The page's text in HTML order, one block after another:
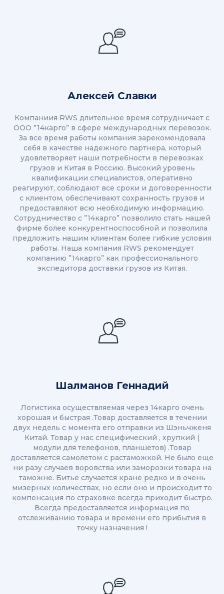
Алексей Славки
Компаниия RWS длительное время сотрудничает с
ООО ”14карго” в сфере международных перевозок.
За все время работы компания зарекомендовала
себя в качестве надежного партнера, который
удовлетворяет наши потребности в перевозках
грузов и Китая в Россию. Высокий уровень
квалификации специалистов, оперативно
реагируют, соблюдают все сроки и договоренности
с клиентом, обеспечивают сохранность грузов и
предоставляют всю необходимую информацию.
Сотрудничество с ”14карго” позволило стать нашей
фирме более конкурентноспособной и позволила
предложить нашим клиентам более гибкие условия
работы. Наша компания RWS рекомендует
компанию ”14карго” как профессионального
экспедитора доставки грузов из Китая.
Шалманов Геннадий
Логистика осуществляемая через 14карго очень
хорошая и быстрая .Товар доставляется в течении
двух недель с момента его отправки из Шэньчженя
Китай. Товар у нас специфический , хрупкий (
модули для телефонов, планшетов) .Товар
доставляется самолетом с растаможкой. Не было еще
ни разу случаев воровства или заморозки товара на
таможне. Битье случается кране редко и в очень
мизерных количествах, но если оно и происходит то
компенсация по страховке всегда приходит быстро.
Всегда предоставляется информация по
отслеживанию товара и времени его прибытия в
точку назначения !